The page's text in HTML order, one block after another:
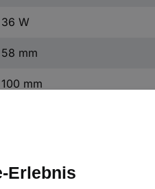
36 W
58 mm
100 mm
2430 lm